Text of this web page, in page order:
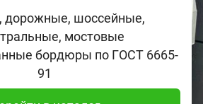
дорожные, шоссейные,
мостовые
бордюры по ГОСТ 6665-
91